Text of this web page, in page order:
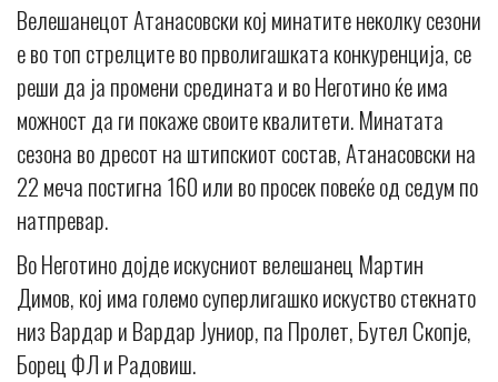
Велешанецот Атанасовски кој минатите неколку сезони
е во топ стрелците во прволигашката конкуренција, се
реши да ја промени средината и во Неготино ќе има
можност да ги покаже своите квалитети. Минатата
сезона во дресот на штипскиот состав, Атанасовски на
22 меча постигна 160 или во просек повеќе од седум по
натпревар.
Во Неготино дојде искусниот велешанец Мартин
Димов, кој има големо суперлигашко искуство стекнато
низ Вардар и Вардар Јуниор, па Пролет, Бутел Скопје,
Борец ФЛ и Радовиш.